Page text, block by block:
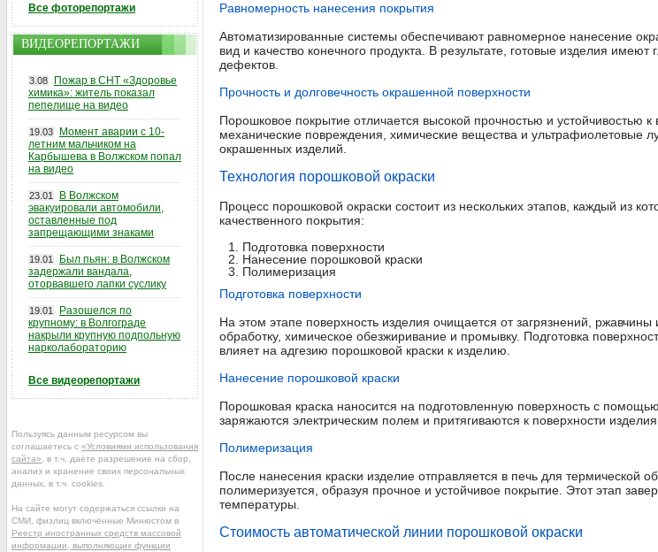
Равномерность нанесения покрытия
Автоматизированные системы обеспечивают равномерное нанесение
вид и качество конечного продукта. В результате, готовые изделия
дефектов.
Прочность и долговечность окрашенной поверхности
Порошковое покрытие отличается высокой прочностью и устойчивостью
механические повреждения, химические вещества и ультрафиолетовые
окрашенных изделий.
Технология порошковой окраски
Процесс порошковой окраски состоит из нескольких этапов, каждый из
качественного покрытия:
Подготовка поверхности
Нанесение порошковой краски
Полимеризация
Подготовка поверхности
На этом этапе поверхность изделия очищается от загрязнений,
обработку, химическое обезжиривание и промывку. Подготовка
влияет на адгезию порошковой краски к изделию.
Нанесение порошковой краски
Порошковая краска наносится на подготовленную поверхность с
заряжаются электрическим полем и притягиваются к поверхности
Полимеризация
После нанесения краски изделие отправляется в печь для термической
полимеризуется, образуя прочное и устойчивое покрытие. Этот этап
температуры.
Стоимость автоматической линии порошковой окраски
Все фоторепортажи
ВИДЕОРЕПОРТАЖИ
3.08
Пожар в СНТ «Здоровье
химика»: житель показал
пепелище на видео
19.03
Момент аварии с 10-
летним мальчиком на
Карбышева в Волжском попал
на видео
23.01
В Волжском
эвакуировали автомобили,
оставленные под
запрещающими знаками
19.01
Был пьян: в Волжском
задержали вандала,
оторвавшего лапки суслику
19.01
Разошелся по
крупному: в Волгограде
накрыли крупную подпольную
нарколабораторию
Все видеорепортажи
Пользуясь данным ресурсом вы
соглашаетесь с «Условиями использования
сайта» , в т.ч. даёте разрешение на сбор,
анализ и хранение своих персональных
данных, в т.ч. cookies.
На сайте могут содержаться ссылки на
СМИ, физлиц включённые Минюстом в
Реестр иностранных средств массовой
информации, выполняющих функции